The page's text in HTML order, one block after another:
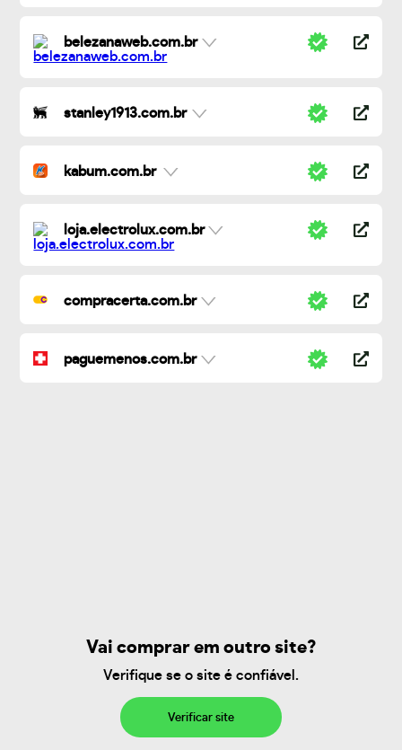
belezanaweb.com.br
stanley1913.com.br
kabum.com.br
loja.electrolux.com.br
compracerta.com.br
paguemenos.com.br
Vai comprar em outro site?
Verifique se o site é confiável.
Verificar site